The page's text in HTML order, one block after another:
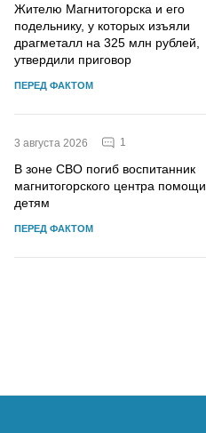
Жителю Магнитогорска и его
подельнику, у которых изъяли
драгметалл на 325 млн рублей,
утвердили приговор
ПЕРЕД ФАКТОМ
3 августа 2026 1
В зоне СВО погиб воспитанник
магнитогорского центра помощи
детям
ПЕРЕД ФАКТОМ